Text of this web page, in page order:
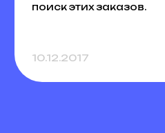
поиск этих заказов.
10.12.2017